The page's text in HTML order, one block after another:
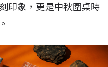
印象，更是中秋圍桌時